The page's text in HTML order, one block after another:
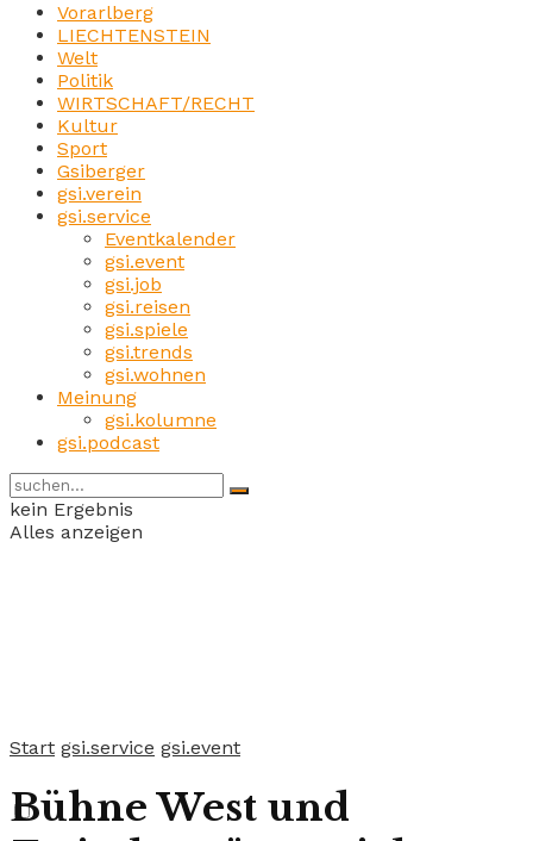
Vorarlberg
LIECHTENSTEIN
Welt
Politik
WIRTSCHAFT/RECHT
Kultur
Sport
Gsiberger
gsi.verein
gsi.service
Eventkalender
gsi.event
gsi.job
gsi.reisen
gsi.spiele
gsi.trends
gsi.wohnen
Meinung
gsi.kolumne
gsi.podcast
kein Ergebnis
Alles anzeigen
Start gsi.service gsi.event
Bühne West und